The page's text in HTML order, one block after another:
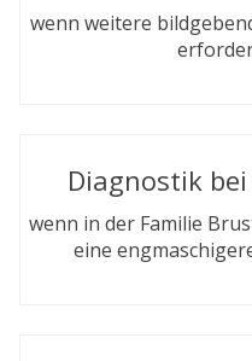
wenn weitere
Diagnostik
wenn in der Familie
eine